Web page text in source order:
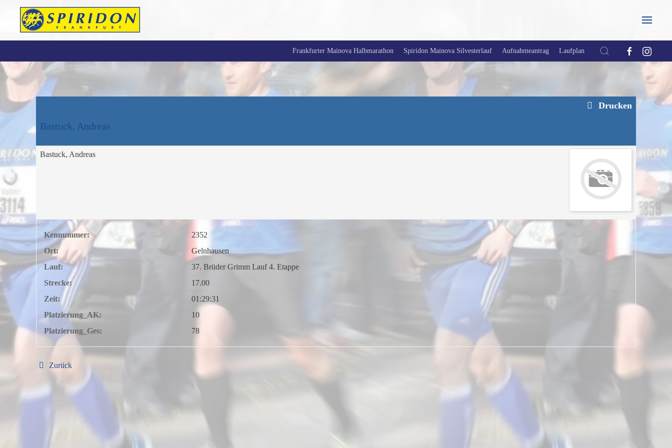
Skip to main content
Frankfurter Mainova Halbmarathon Spiridon Mainova Silvesterlauf Aufnahmeantrag Laufplan
Drucken
Bastuck, Andreas
Bastuck, Andreas
Kennummer:
2352
Ort:
Gelnhausen
Lauf:
37. Brüder Grimm Lauf 4. Etappe
Strecke:
17.00
Zeit:
01:29:31
Platzierung_AK:
10
Platzierung_Ges:
78
Zurück